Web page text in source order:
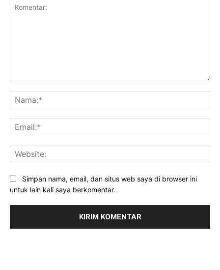
Simpan nama, email, dan situs web saya di browser ini
untuk lain kali saya berkomentar.